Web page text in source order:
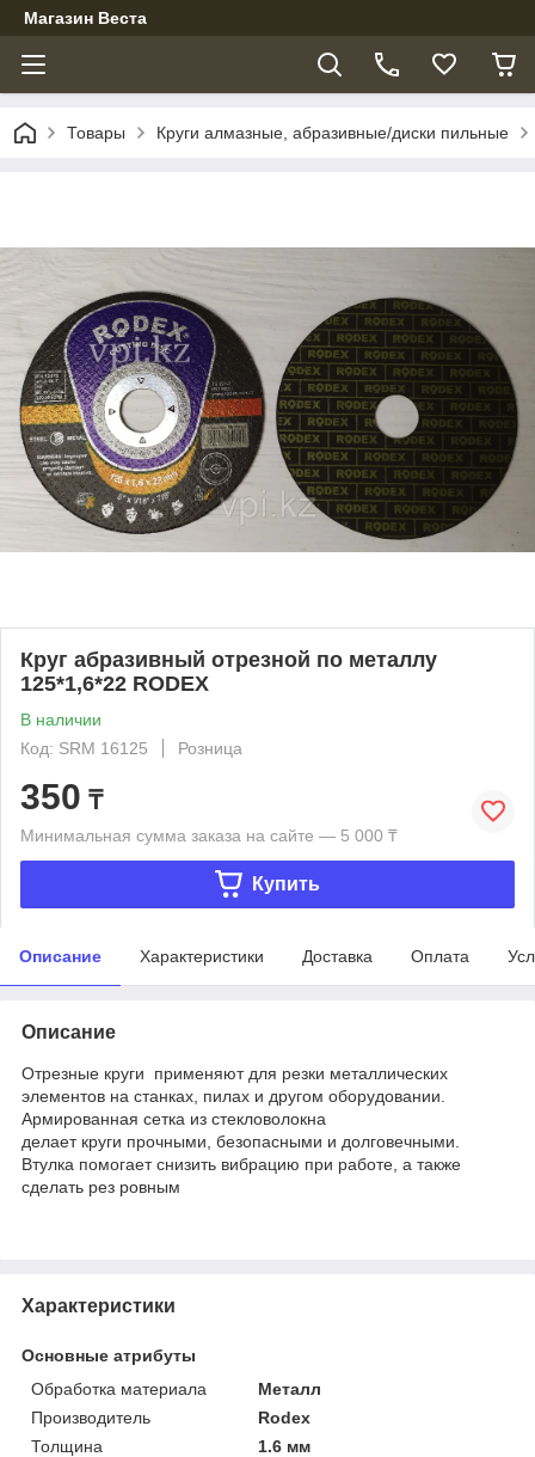
Магазин Веста
Товары Круги алмазные, абразивные/диски пильные
Круг абразивный отрезной по металлу
125*1,6*22 RODEX
В наличии
Код: SRM 16125
Розница
350 ₸
Минимальная сумма заказа на сайте — 5 000 ₸
Купить
Описание Характеристики Доставка Оплата
Описание
Отрезные круги применяют для резки металлических
элементов на станках, пилах и другом оборудовании.
Армированная сетка из стекловолокна
делает круги прочными, безопасными и долговечными.
Втулка помогает снизить вибрацию при работе, а также
сделать рез ровным
Характеристики
Основные атрибуты
Обработка материала
Металл
Производитель
Rodex
Толщина
1.6 мм